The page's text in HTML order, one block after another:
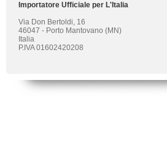
Importatore Ufficiale per L'Italia
Via Don Bertoldi, 16
46047 - Porto Mantovano (MN)
Italia
P.IVA 01602420208